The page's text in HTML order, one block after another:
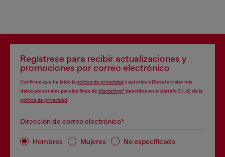
Regístrese para recibir actualizaciones y
promociones por correo electrónico
Confirmo que he leído lapolítica de privacidady autorizo a Diesel a tratar mis
datos personales para los fines de Marketing*descritos en el párrafo 3.1, d) de la
política de privacidad.
Dirección de correo electrónico*
Hombres Mujeres No especificado